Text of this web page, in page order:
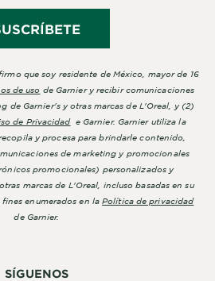
SÍGUENOS
que soy residente de México, mayor de 16
de uso de Garnier y recibir comunicaciones
de Garnier's y otras marcas de L'Oreal, y (2)
de Privacidade Garnier. Garnier utiliza la
y procesa para brindarle contenido,
de marketing y promocionales
promocionales) personalizados y
marcas de L'Oreal, incluso basadas en su
enumerados en laPolítica de privacidad
de Garnier.